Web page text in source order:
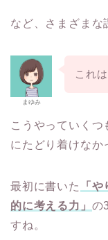
など、さまざまな
まゆみ
これ
こうやっていく
にたどり着けなか
最初に書いた
「
的に考える力」 の
すね。